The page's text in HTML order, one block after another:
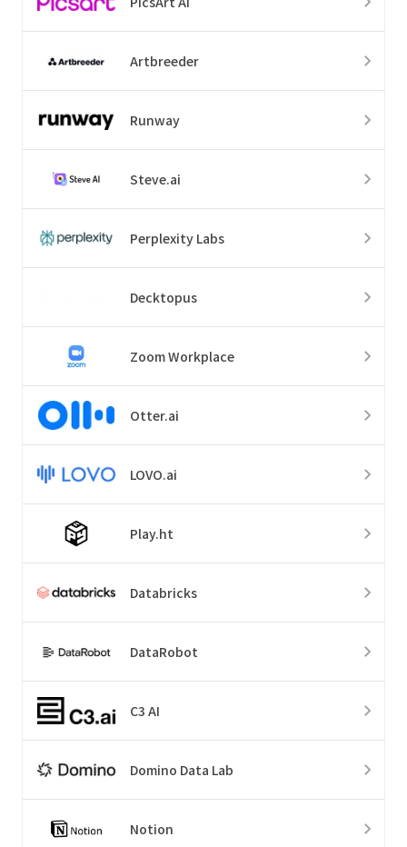
Artbreeder
Runway
Steve.ai
Perplexity Labs
Decktopus
Zoom Workplace
Otter.ai
LOVO.ai
Play.ht
Databricks
DataRobot
C3 AI
Domino Data Lab
Notion